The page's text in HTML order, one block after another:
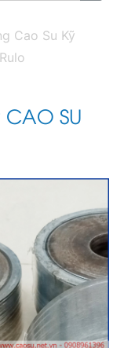
Cao Su Kỹ
SU